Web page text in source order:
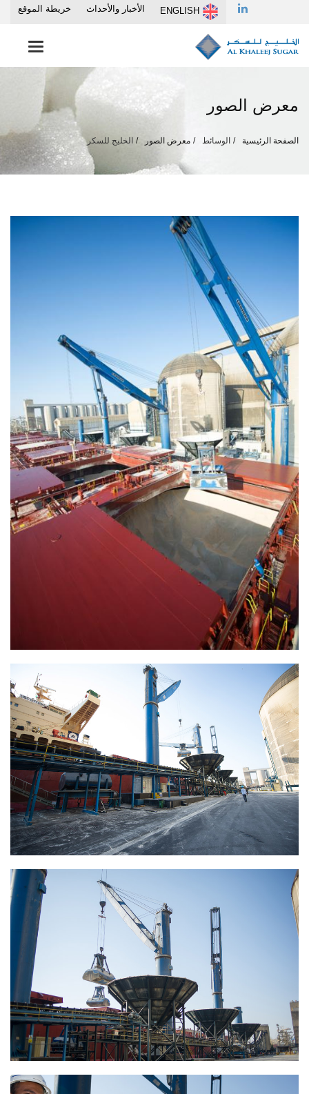
خريطة الموقع الأخبار والأحداث
Toggle
معرض الصور
الصفحة الرئيسية الوسائط معرض الصور الخليج للسكر